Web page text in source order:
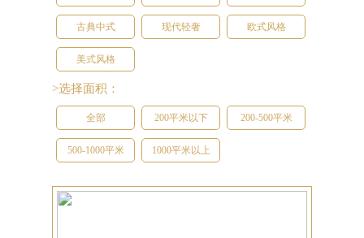
古典中式 现代轻奢 欧式风格
美式风格
>选择面积：
全部 200平米以下 200-500平米
500-1000平米 1000平米以上